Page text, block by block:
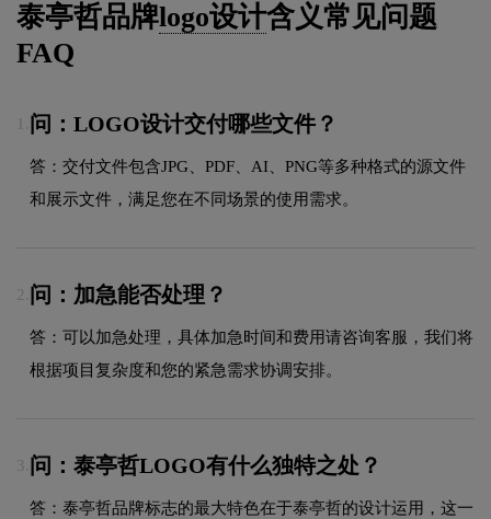
泰亭哲品牌logo设计含义常见问题
FAQ
问：LOGO设计交付哪些文件？
答：交付文件包含JPG、PDF、AI、PNG等多种格式的源文件
和展示文件，满足您在不同场景的使用需求。
2. 问：加急能否处理？
答：可以加急处理，具体加急时间和费用请咨询客服，我们将
根据项目复杂度和您的紧急需求协调安排。
3. 问：泰亭哲LOGO有什么独特之处？
答：泰亭哲品牌标志的最大特色在于泰亭哲的设计运用，这一